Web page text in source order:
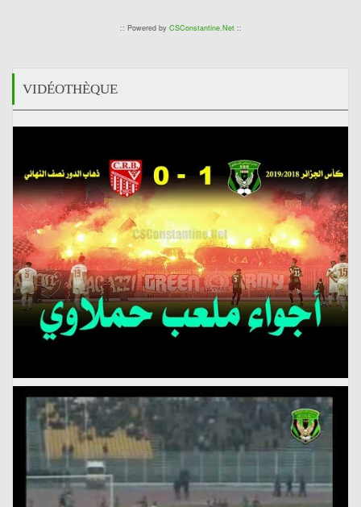
:: Powered by CSConstantine.Net::
VIDÉOTHÈQUE